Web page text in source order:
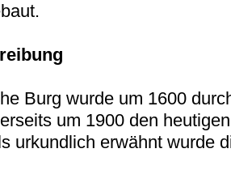
Burg wurde um 1600
um 1900 den
urkundlich erwähnt wurde